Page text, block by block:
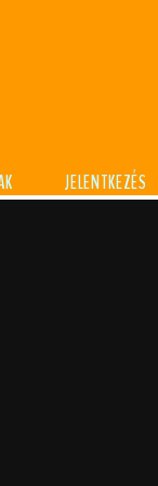
JELENTKEZÉS